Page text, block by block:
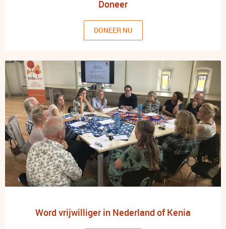
Doneer
DONEER NU
Word vrijwilliger in Nederland of Kenia